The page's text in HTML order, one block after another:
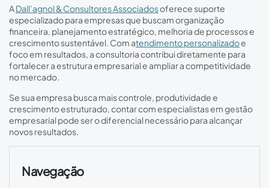
ADall’agnol & Consultores Associadosoferece suporte
especializado para empresas que buscam organização
financeira, planejamento estratégico, melhoria de processos e
crescimento sustentável. Com atendimento personalizadoe
foco em resultados, a consultoria contribui diretamente para
fortalecer a estrutura empresarial e ampliar a competitividade
no mercado.
Se sua empresa busca mais controle, produtividade e
crescimento estruturado, contar com especialistas em gestão
empresarial pode ser o diferencial necessário para alcançar
novos resultados.
Navegação